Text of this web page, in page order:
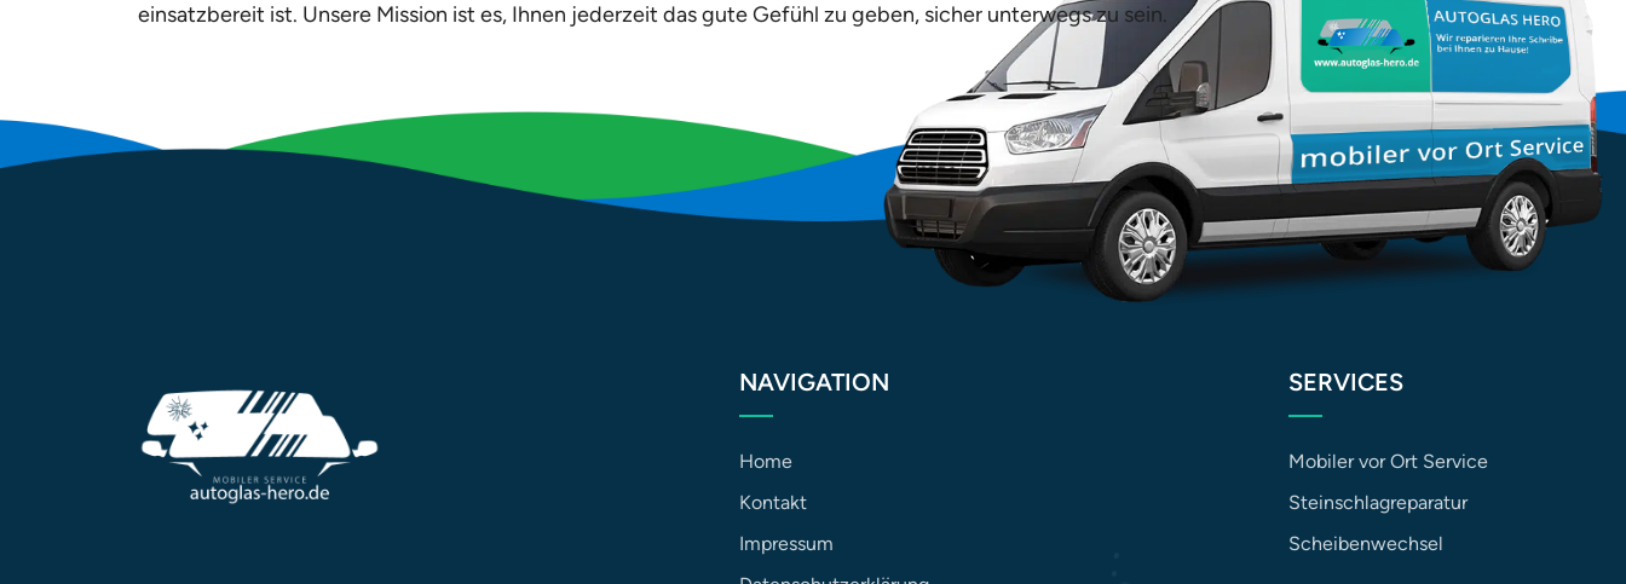
einsatzbereit ist. Unsere Mission ist es, Ihnen jederzeit das gute Gefühl zu geben, sicher unterwegs zu sein.
NAVIGATION
Home
Kontakt
Impressum
SERVICES
Mobiler vor Ort Service
Steinschlagreparatur
Scheibenwechsel